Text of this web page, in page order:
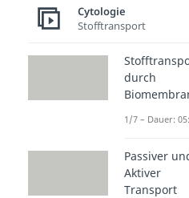
Nach der
Prä-
Cytosol
werden
und die
Cytologie
Stofftransport
durch
1/7 – Dauer:
Passiver
Aktiver
Transport